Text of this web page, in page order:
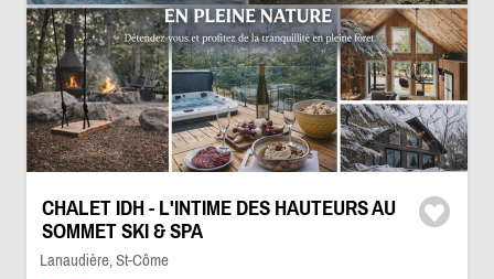
CHALET IDH - L'INTIME DES HAUTEURS AU
SOMMET SKI & SPA
Lanaudière, St-Côme